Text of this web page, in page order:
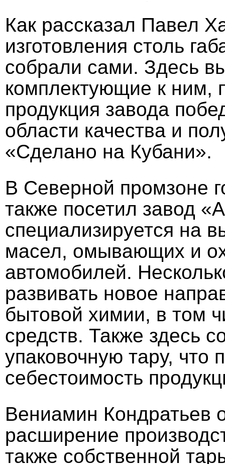
Как рассказал Павел
изготовления столь
собрали сами. Здесь
комплектующие к ним,
продукция завода
области качества и
«Сделано на Кубани».
В Северной промзоне
также посетил завод
специализируется на
масел, омывающих и
автомобилей.
развивать новое
бытовой химии, в том
средств. Также здесь
упаковочную тару, что
себестоимость
Вениамин Кондратьев
расширение
также собственной